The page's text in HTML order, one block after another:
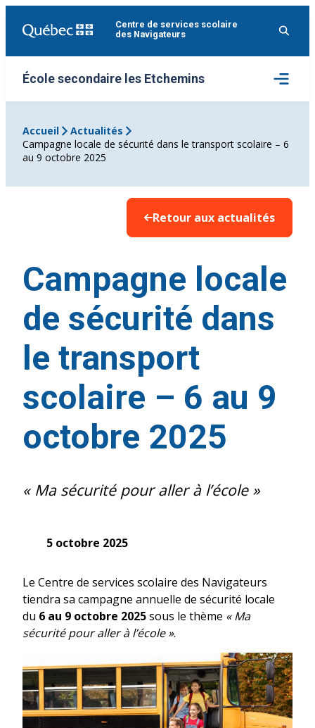
Centre de services scolaire
des Navigateurs
École secondaire les Etchemins
Ouvrir
le
menu
Accueil
Actualités
Campagne locale de sécurité dans le transport scolaire – 6
au 9 octobre 2025
Retour aux actualités
Campagne locale
de sécurité dans
le transport
scolaire – 6 au 9
octobre 2025
« Ma sécurité pour aller à l’école »
5 octobre 2025
Le Centre de services scolaire des Navigateurs
tiendra sa campagne annuelle de sécurité locale
du 6 au 9 octobre 2025sous le thème « Ma
sécurité pour aller à l’école ».